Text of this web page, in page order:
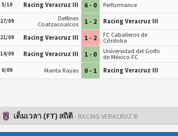
5/10 Racing Veracruz III 6 - 0 Performance
27/09
Delfines
Coatzacoalcos
1 - 2 Racing Veracruz III
21/09 Racing Veracruz III 1 - 2
FC Caballeros de
Córdoba
14/09 Racing Veracruz III 1 - 0
Universidad del Golfo
de México FC
6/09 Manta Rayas 0 - 1 Racing Veracruz III
เต็มเวลา (FT) สถิติ- RACING VERACRUZ III